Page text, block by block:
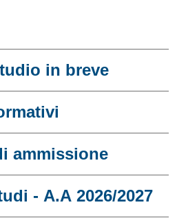
in breve
ammissione
- A.A 2026/2027